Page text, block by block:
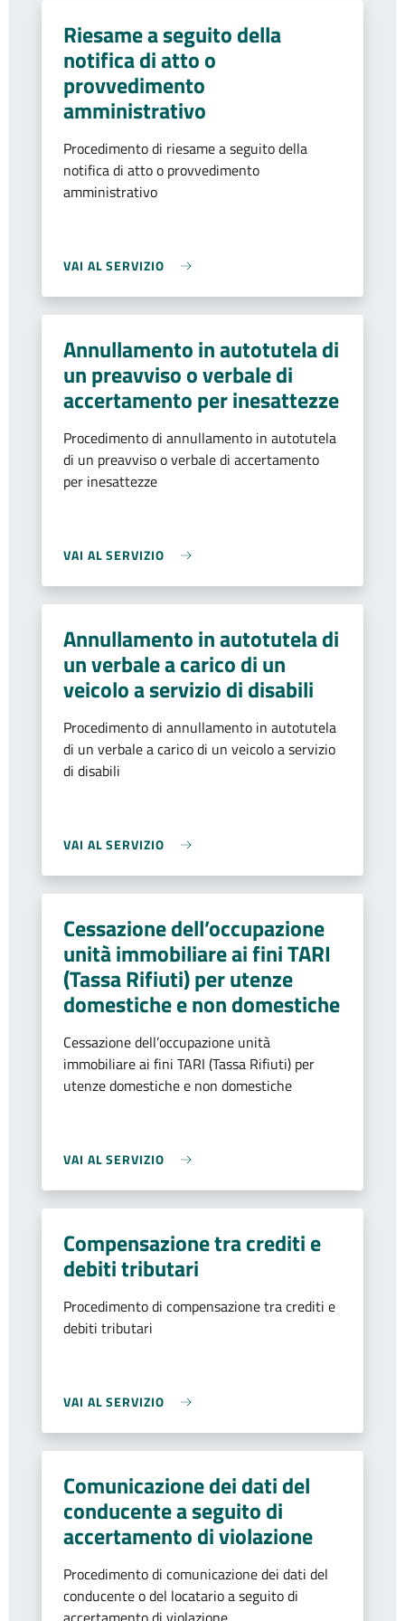
Riesame a seguito della
notifica di atto o
provvedimento
amministrativo
Procedimento di riesame a seguito della
notifica di atto o provvedimento
amministrativo
VAI AL SERVIZIO
Annullamento in autotutela di
un preavviso o verbale di
accertamento per inesattezze
Procedimento di annullamento in autotutela
di un preavviso o verbale di accertamento
per inesattezze
VAI AL SERVIZIO
Annullamento in autotutela di
un verbale a carico di un
veicolo a servizio di disabili
Procedimento di annullamento in autotutela
di un verbale a carico di un veicolo a servizio
di disabili
VAI AL SERVIZIO
Cessazione dell’occupazione
unità immobiliare ai fini TARI
(Tassa Rifiuti) per utenze
domestiche e non domestiche
Cessazione dell’occupazione unità
immobiliare ai fini TARI (Tassa Rifiuti) per
utenze domestiche e non domestiche
VAI AL SERVIZIO
Compensazione tra crediti e
debiti tributari
Procedimento di compensazione tra crediti e
debiti tributari
VAI AL SERVIZIO
Comunicazione dei dati del
conducente a seguito di
accertamento di violazione
Procedimento di comunicazione dei dati del
conducente o del locatario a seguito di